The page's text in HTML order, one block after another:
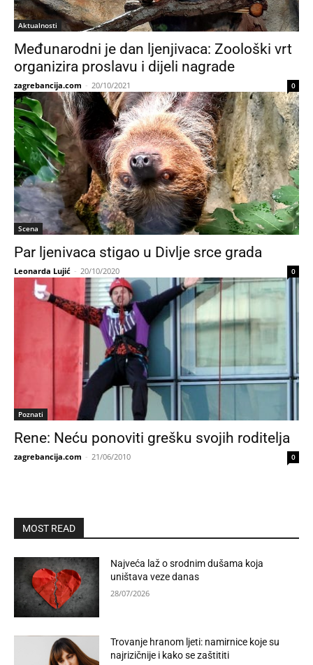
Aktualnosti
Međunarodni je dan ljenjivaca: Zoološki vrt
organizira proslavu i dijeli nagrade
zagrebancija.com - 20/10/2021 0
Scena
Par ljenivaca stigao u Divlje srce grada
Leonarda Lujić - 20/10/2020 0
Poznati
Rene: Neću ponoviti grešku svojih roditelja
zagrebancija.com - 21/06/2010 0
MOST READ
Najveća laž o srodnim dušama koja
uništava veze danas
28/07/2026
Trovanje hranom ljeti: namirnice koje su
najrizičnije i kako se zaštititi